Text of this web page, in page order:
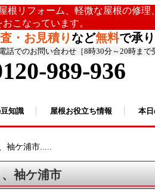
リフォーム、軽微な屋根の修
こなっています。
・お見積りなど無料で承
話でのお問い合わせ［8時30分～20時まで
989-936
知識 屋根お役立ち情報 本
袖ケ浦市.....
袖ケ浦市